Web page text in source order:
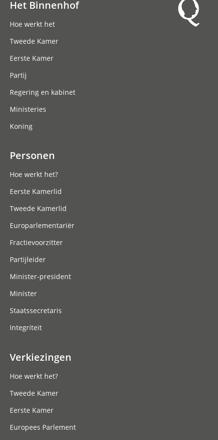
Het Binnenhof
Hoe werkt het
Tweede Kamer
Eerste Kamer
Partij
Regering en kabinet
Ministeries
Koning
Personen
Hoe werkt het?
Eerste Kamerlid
Tweede Kamerlid
Europarlementariër
Fractievoorzitter
Partijleider
Minister-president
Minister
Staatssecretaris
Integriteit
Verkiezingen
Hoe werkt het?
Tweede Kamer
Eerste Kamer
Europees Parlement